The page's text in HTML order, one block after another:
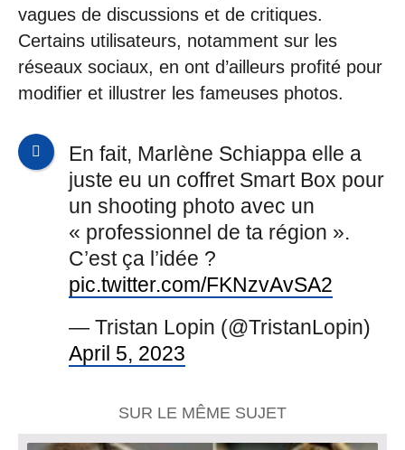
vagues de discussions et de critiques.
Certains utilisateurs, notamment sur les
réseaux sociaux, en ont d’ailleurs profité pour
modifier et illustrer les fameuses photos.
En fait, Marlène Schiappa elle a
juste eu un coffret Smart Box pour
un shooting photo avec un
« professionnel de ta région ».
C’est ça l’idée ?
pic.twitter.com/FKNzvAvSA2
— Tristan Lopin (@TristanLopin)
April 5, 2023
SUR LE MÊME SUJET